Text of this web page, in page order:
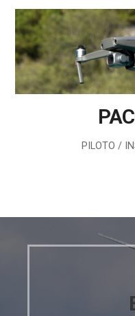
Saltar
contenido
PILOTO /